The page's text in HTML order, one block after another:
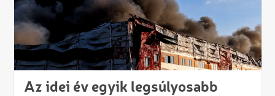
Az idei év egyik legsúlyosabb